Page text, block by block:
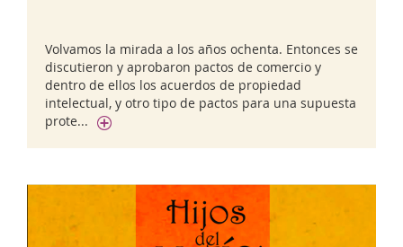
Volvamos la mirada a los años ochenta. Entonces se
discutieron y aprobaron pactos de comercio y
dentro de ellos los acuerdos de propiedad
intelectual, y otro tipo de pactos para una supuesta
prote...